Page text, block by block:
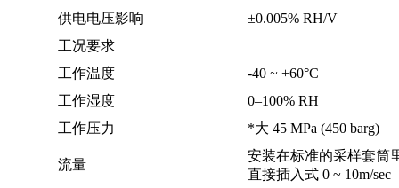
供电电压影响
±0.005% RH/V
工况要求
工作温度
-40 ~ +60°C
工作湿度
0–100% RH
工作压力
*大 45 MPa (450 barg)
流量
安装在标准的采样套筒
直接插入式 0 ~ 10m/sec